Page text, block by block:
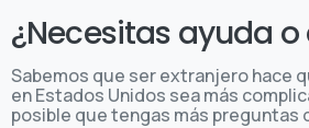
¿Necesitas ayuda o
Sabemos que ser extranjero hace
en Estados Unidos sea más
posible que tengas más preguntas